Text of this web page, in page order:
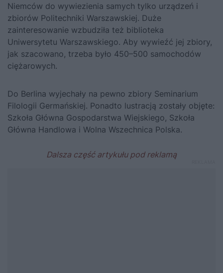
Niemców do wywiezienia samych tylko urządzeń i
zbiorów Politechniki Warszawskiej. Duże
zainteresowanie wzbudziła też biblioteka
Uniwersytetu Warszawskiego. Aby wywieźć jej zbiory,
jak szacowano, trzeba było 450–500 samochodów
ciężarowych.
Do Berlina wyjechały na pewno zbiory Seminarium
Filologii Germańskiej. Ponadto lustracją zostały objęte:
Szkoła Główna Gospodarstwa Wiejskiego, Szkoła
Główna Handlowa i Wolna Wszechnica Polska.